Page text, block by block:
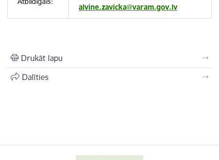
alvine.zavicka@varam.gov.lv
Drukāt lapu
Dalīties